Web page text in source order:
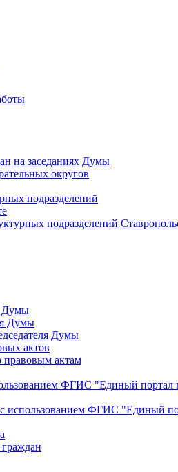
на заседаниях Думы
округов
подразделений
подразделений
Думы
Думы
Думы
актов
правовым актам
ФГИС "Единый портал
использованием ФГИС "Единый